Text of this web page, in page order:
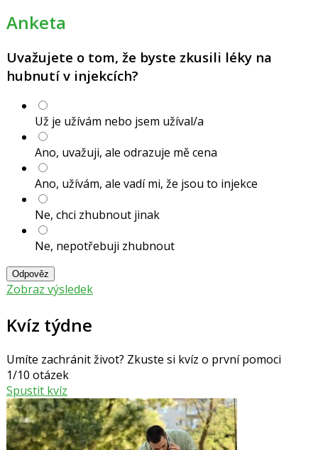
Anketa
Uvažujete o tom, že byste zkusili léky na
hubnutí v injekcích?
Už je užívám nebo jsem užíval/a
Ano, uvažuji, ale odrazuje mě cena
Ano, užívám, ale vadí mi, že jsou to injekce
Ne, chci zhubnout jinak
Ne, nepotřebuji zhubnout
Odpověz
Zobraz výsledek
Kvíz týdne
Umíte zachránit život? Zkuste si kvíz o první pomoci
1/10 otázek
Spustit kvíz